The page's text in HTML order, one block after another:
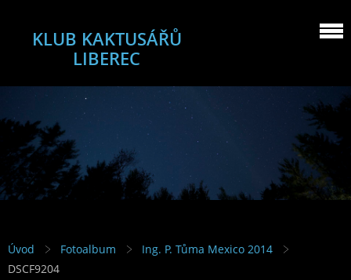
KLUB KAKTUSÁŘŮ
LIBEREC
Úvod Fotoalbum
Ing. P. Tůma Mexico 2014
DSCF9204